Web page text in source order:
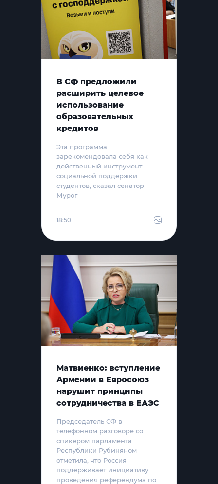
В СФ предложили
расширить целевое
использование
образовательных
кредитов
Эта программа
зарекомендовала себя как
действенный инструмент
социальной поддержки
студентов, сказал сенатор
Мурог
18:50
Матвиенко: вступление
Армении в Евросоюз
нарушит принципы
сотрудничества в ЕАЭС
Председатель СФ в
телефонном разговоре со
спикером парламента
Республики Рубиняном
отметила, что Россия
поддерживает инициативу
проведения референдума по